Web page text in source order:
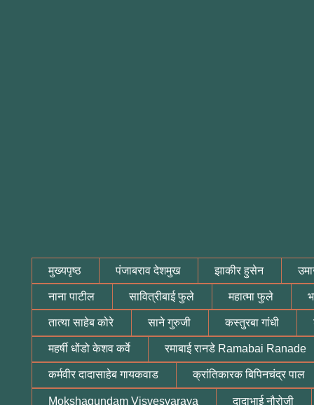
मुख्यपृष्ठ पंजाबराव देशमुख झाकीर हुसेन
नाना पाटील सावित्रीबाई फुले महात्मा फुले
तात्या साहेब कोरे साने गुरुजी कस्तुरबा गांधी
महर्षी धोंडो केशव कर्वे रमाबाई रानडे Ramabai Ranade
कर्मवीर दादासाहेब गायकवाड क्रांतिकारक बिपिनचंद्र पाल
Mokshagundam Visvesvaraya दादाभाई नौरोजी